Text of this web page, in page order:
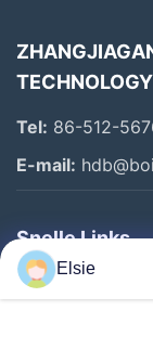
Tel: 86-512-
E-mail:
Snelle Links
Huis
Elsie